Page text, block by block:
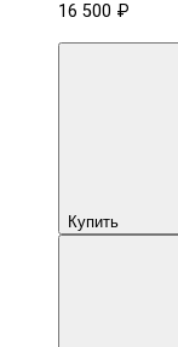
16 500 ₽
Купить